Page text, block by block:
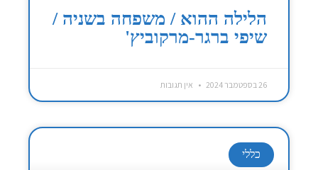
הלילה ההוא / משפחה בשניה /
שיפי ברגר-מרקוביץ'
26 בספטמבר 2024 אין תגובות
כללי